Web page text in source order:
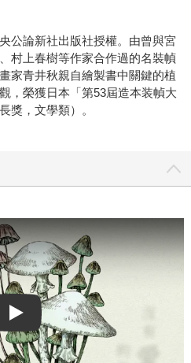
公論新社出版社授權。由曾與宮
村上春樹等作家合作過的名裝幀
家青井秋親自繪製書中關鍵的植
，榮獲日本「第53屆造本装幀大
獎，文學類）。
Play video